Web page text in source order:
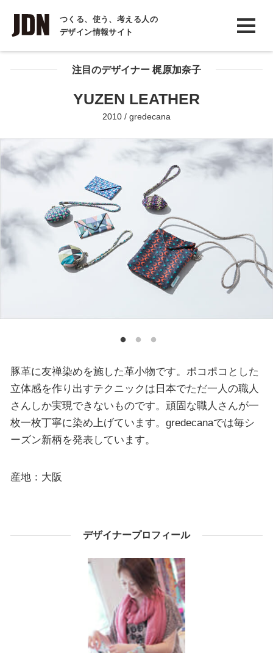
つくる、使う、考える人の
デザイン情報サイト
INTERVIEW
インタビュー
REPORT注目のデザイナー 梶原加奈子
YUZEN LEATHER
2010 / gredecana
豚革に友禅染めを施した革小物です。ポコポコとした
立体感を作り出すテクニックは日本でただ一人の職人
さんしか実現できないものです。頑固な職人さんが一
枚一枚丁寧に染め上げています。gredecanaでは毎シ
ーズン新柄を発表しています。
産地：大阪
デザイナープロフィール